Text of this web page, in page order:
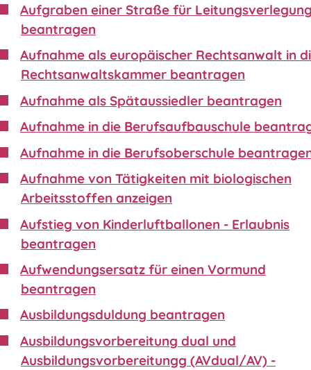
Aufgraben einer Straße für
beantragen
Aufnahme als europäischer Rechtsanwalt in
Rechtsanwaltskammer beantragen
Aufnahme als Spätaussiedler beantragen
Aufnahme in die Berufsaufbauschule
Aufnahme in die Berufsoberschule
Aufnahme von Tätigkeiten mit biologischen
Arbeitsstoffen anzeigen
Aufstieg von Kinderluftballonen - Erlaubnis
beantragen
Aufwendungsersatz für einen Vormund
beantragen
Ausbildungsduldung beantragen
Ausbildungsvorbereitung dual und
Ausbildungsvorbereitungg (AVdual/AV) -